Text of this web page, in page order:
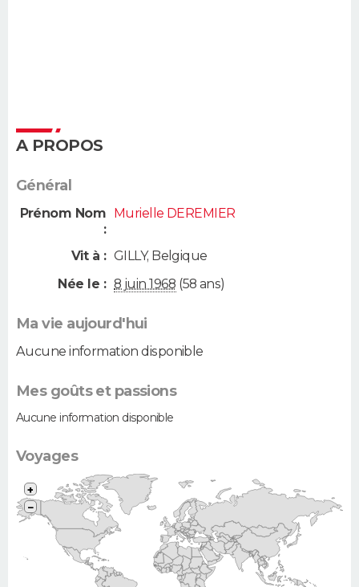
A PROPOS
Général
Prénom Nom
:
Murielle DEREMIER
Vit à : GILLY, Belgique
Née le : 8 juin 1968 (58 ans)
Ma vie aujourd'hui
Aucune information disponible
Mes goûts et passions
Aucune information disponible
Voyages
+
−